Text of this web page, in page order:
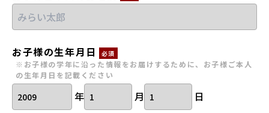
お子様の生年月日 必須
※お子様の学年に沿った情報をお届けするために、お子様ご本人
の生年月日を記載ください
年 月 日